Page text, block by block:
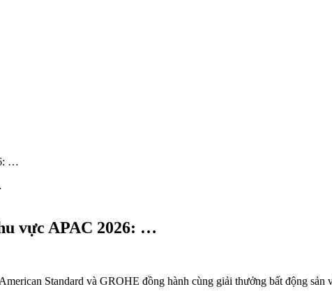
…
vực APAC 2026: …
Standard và GROHE đồng hành cùng giải thưởng bất động sản